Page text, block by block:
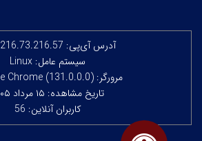
آدرس آی‌پی: 216.73.216.57
سیستم عامل: Linux
مرورگر: Google Chrome (131.0.0.0)
تاریخ مشاهده: ۱۵ مرداد ۱۴۰۵
کاربران آنلاین: 56